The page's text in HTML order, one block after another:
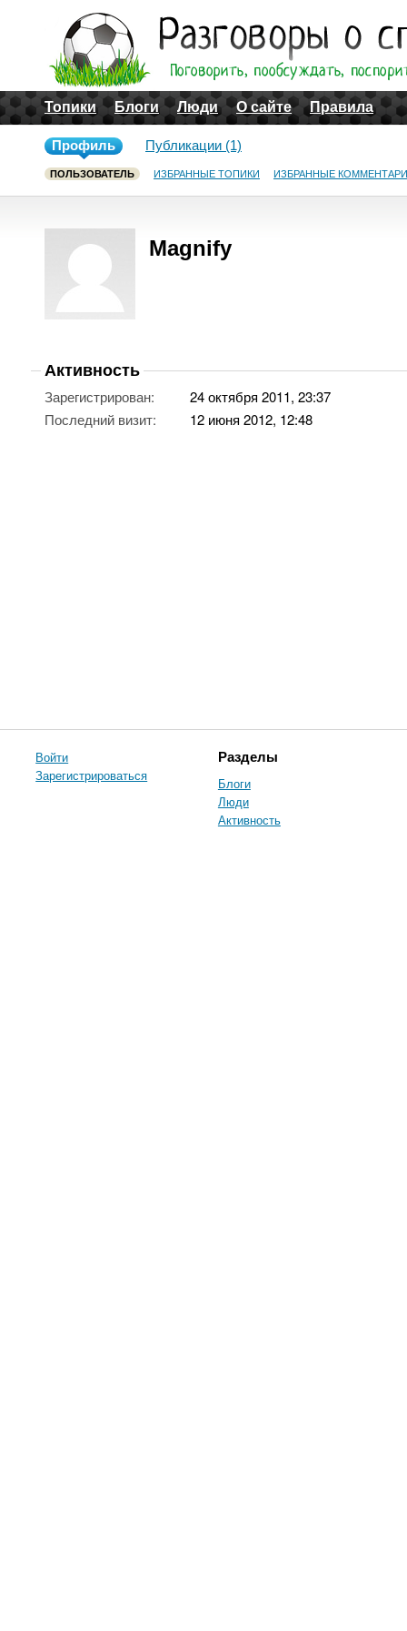
Топики Блоги Люди О сайте Правила
Профиль
ПОЛЬЗОВАТЕЛЬ ИЗБРАННЫЕ ТОПИКИ ИЗБРАННЫЕ
Публикации (1)
Magnify
Активность
Зарегистрирован:
24 октября 2011, 23:37
Последний визит:
12 июня 2012, 12:48
Войти
Зарегистрироваться
Разделы
Блоги
Люди
Активность